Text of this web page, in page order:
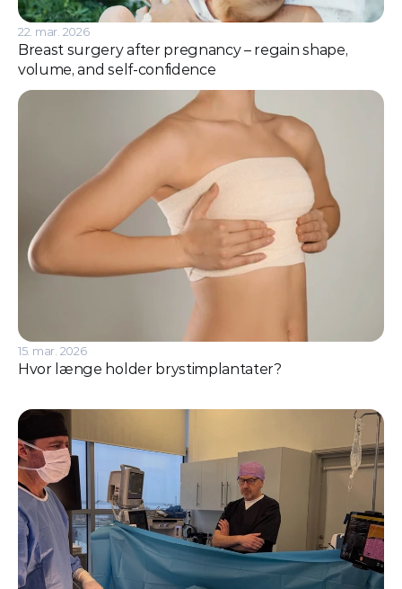
22. mar. 2026
Breast surgery after pregnancy – regain shape,
volume, and self-confidence
15. mar. 2026
Hvor længe holder brystimplantater?